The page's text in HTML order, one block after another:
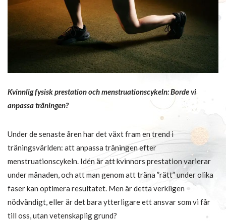
Kvinnlig fysisk prestation och menstruationscykeln: Borde vi
anpassa träningen?
Under de senaste åren har det växt fram en trend i
träningsvärlden: att anpassa träningen efter
menstruationscykeln. Idén är att kvinnors prestation varierar
under månaden, och att man genom att träna ”rätt” under olika
faser kan optimera resultatet. Men är detta verkligen
nödvändigt, eller är det bara ytterligare ett ansvar som vi får
till oss, utan vetenskaplig grund?